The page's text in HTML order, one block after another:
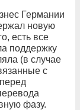
Германии
новую
есть все
поддержку
(в случае
с
фазу.